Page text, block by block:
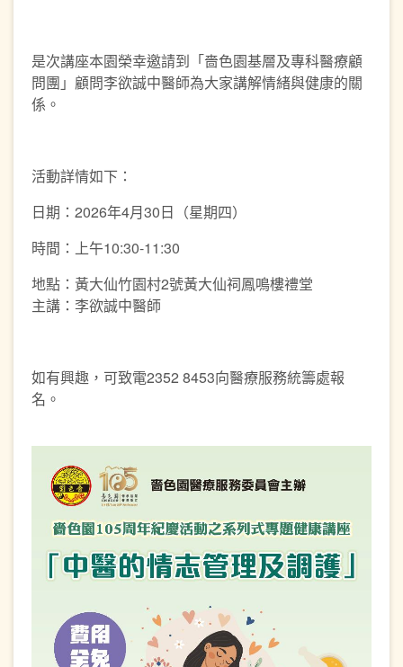
是次講座本園榮幸邀請到「嗇色園基層及專科醫療顧
問團」顧問李欲誠中醫師為大家講解情緒與健康的關
係。
活動詳情如下：
日期：2026年4月30日（星期四）
時間：上午10:30-11:30
地點：黃大仙竹園村2號黃大仙祠鳳鳴樓禮堂
主講：李欲誠中醫師
如有興趣，可致電2352 8453向醫療服務統籌處報
名。